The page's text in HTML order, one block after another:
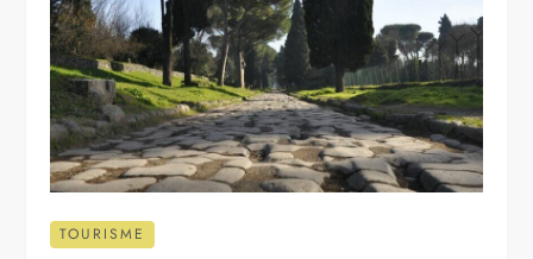
TOURISME